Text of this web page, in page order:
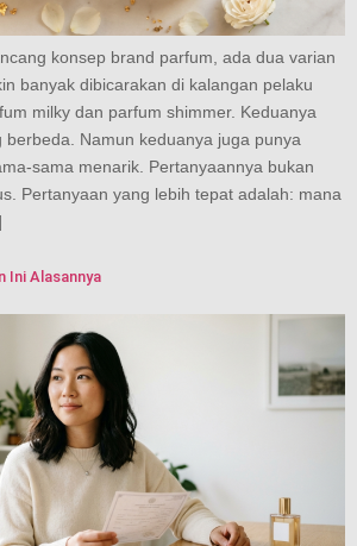
konsep brand parfum, ada dua varian
banyak dibicarakan di kalangan pelaku
milky dan parfum shimmer. Keduanya
berbeda. Namun keduanya juga punya
sama menarik. Pertanyaannya bukan
Pertanyaan yang lebih tepat adalah: mana
Ini Alasannya